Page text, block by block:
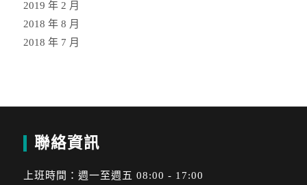
2019 年 2 月
2018 年 8 月
2018 年 7 月
聯絡資訊
上班時間：週一至週五 08:00 - 17:00